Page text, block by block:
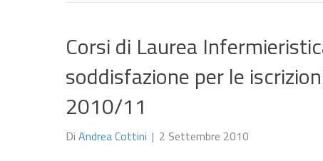
Corsi di Laurea
soddisfazione per le
2010/11
Di Andrea Cottini | 2 Settembre 2010